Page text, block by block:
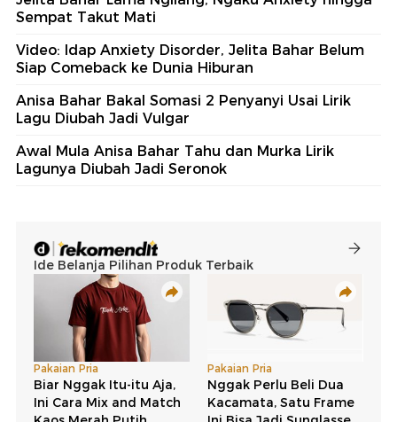
Sempat Takut Mati
Video: Idap Anxiety Disorder, Jelita Bahar Belum
Siap Comeback ke Dunia Hiburan
Anisa Bahar Bakal Somasi 2 Penyanyi Usai Lirik
Lagu Diubah Jadi Vulgar
Awal Mula Anisa Bahar Tahu dan Murka Lirik
Lagunya Diubah Jadi Seronok